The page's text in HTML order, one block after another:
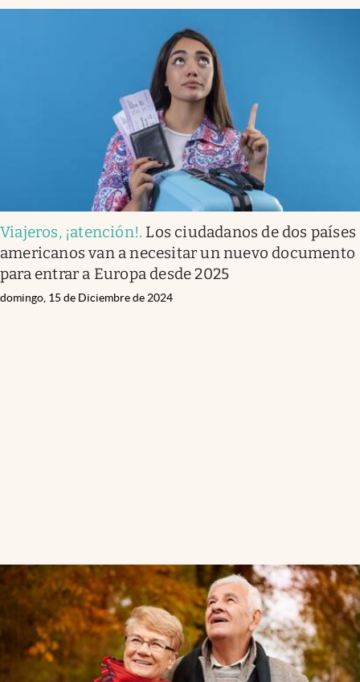
Viajeros, ¡atención!. Los ciudadanos de dos países
americanos van a necesitar un nuevo documento
para entrar a Europa desde 2025
domingo, 15 de Diciembre de 2024